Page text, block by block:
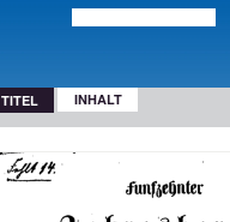
TITEL INHALT